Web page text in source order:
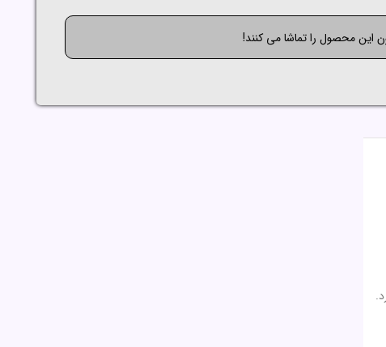
این محصول را تماشا می کنند!